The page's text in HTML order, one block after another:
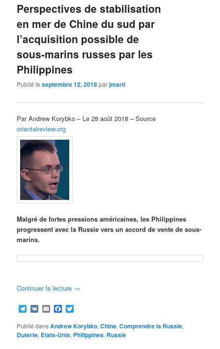
Perspectives de stabilisation
en mer de Chine du sud par
l’acquisition possible de
sous-marins russes par les
Philippines
Publié leseptembre 12, 2018parjmarti
Par Andrew Korybko – Le 28 août 2018 – Source
orientalreview.org
Malgré de fortes pressions américaines, les Philippines
progressent avec la Russie vers un accord de vente de sous-
marins.
Continuer la lecture →
Telegram
VK EmailFacebook
Publié dansAndrew Korybko,Chine,Comprendre la Russie,
Duterte, Etats-Unis, Philippines, Russie